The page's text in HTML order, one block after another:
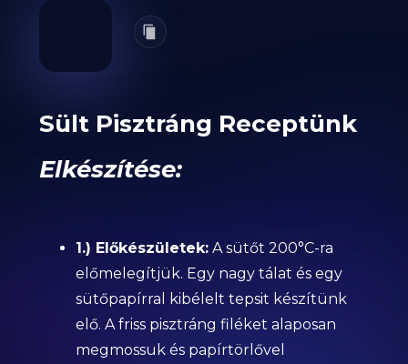
Sült Pisztráng Receptünk
Elkészítése:
1.) Előkészületek:A sütőt 200°C-ra
előmelegítjük. Egy nagy tálat és egy
sütőpapírral kibélelt tepsit készítünk
elő. A friss pisztráng filéket alaposan
megmossuk és papírtörlővel